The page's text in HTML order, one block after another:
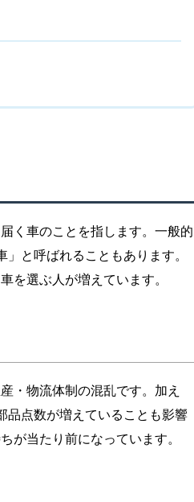
く車のことを指します。一般的
と呼ばれることもあります。
を選ぶ人が増えています。
・物流体制の混乱です。加え
品点数が増えていることも影響
が当たり前になっています。